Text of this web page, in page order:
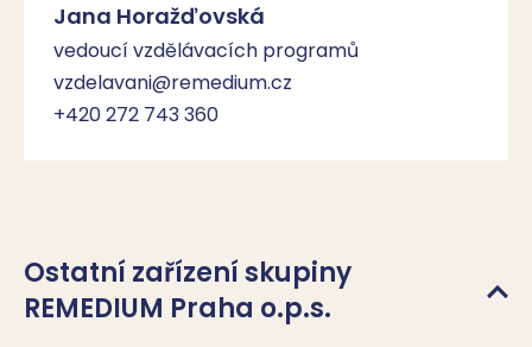
Jana Horažďovská
vedoucí vzdělávacích programů
vzdelavani@remedium.cz
+420 272 743 360
Ostatní zařízení skupiny
REMEDIUM Praha o.p.s.